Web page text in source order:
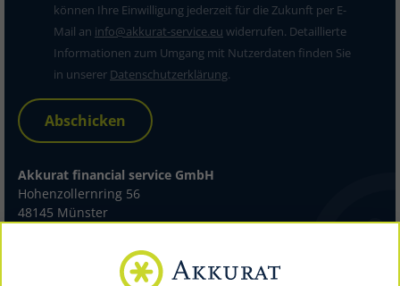
können Ihre Einwilligung jederzeit für die Zukunft per E-
Mail an info@akkurat-service.eu widerrufen. Detaillierte
Informationen zum Umgang mit Nutzerdaten finden Sie
in unserer Datenschutzerklärung.
Abschicken
Akkurat financial service GmbH
Hohenzollernring 56
48145 Münster
Telefax 0251 39492-199
info@akkurat-service.eu